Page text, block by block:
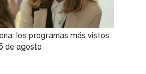
los programas más vistos
de agosto